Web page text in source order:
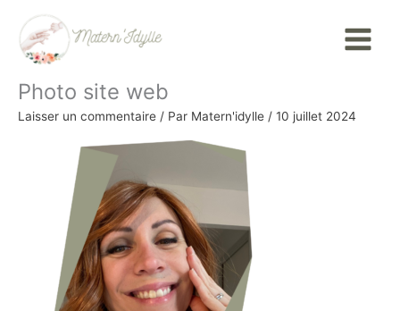
contenu
Menu
Photo site web
Laisser un commentaire / Par Matern'idylle / 10 juillet 2024